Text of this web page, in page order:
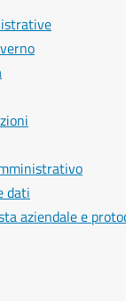
dati
aziendale e